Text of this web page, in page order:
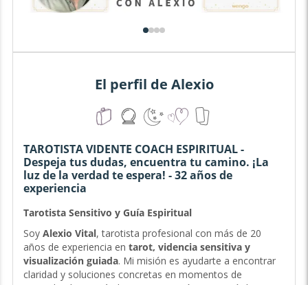
El perfil de Alexio
TAROTISTA VIDENTE COACH ESPIRITUAL -
Despeja tus dudas, encuentra tu camino. ¡La
luz de la verdad te espera! - 32 años de
experiencia
Tarotista Sensitivo y Guía Espiritual
Soy Alexio Vital, tarotista profesional con más de 20
años de experiencia en tarot, videncia sensitiva y
visualización guiada. Mi misión es ayudarte a encontrar
claridad y soluciones concretas en momentos de